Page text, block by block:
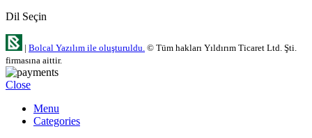
Dil Seçin
| Bolcal Yazılım ile oluşturuldu. © Tüm hakları Yıldırım Ticaret Ltd. Şti.
firmasına aittir.
Close
Menu
Categories